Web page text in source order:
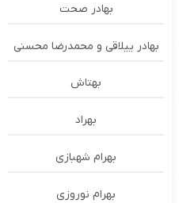
بهادر صحت
بهادر ییلاقی و محمدرضا محسنی
بهتاش
بهراد
بهرام شهبازی
بهرام نوروزی